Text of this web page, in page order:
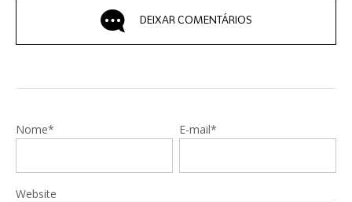
DEIXAR COMENTÁRIOS
Nome* E-mail*
Website